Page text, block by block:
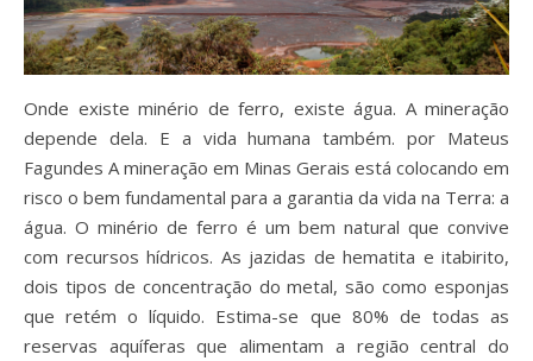
Onde existe minério de ferro, existe água. A mineração
depende dela. E a vida humana também. por Mateus
Fagundes A mineração em Minas Gerais está colocando em
risco o bem fundamental para a garantia da vida na Terra: a
água. O minério de ferro é um bem natural que convive
com recursos hídricos. As jazidas de hematita e itabirito,
dois tipos de concentração do metal, são como esponjas
que retém o líquido. Estima-se que 80% de todas as
reservas aquíferas que alimentam a região central do